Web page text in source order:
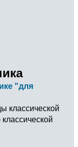
"для
классической